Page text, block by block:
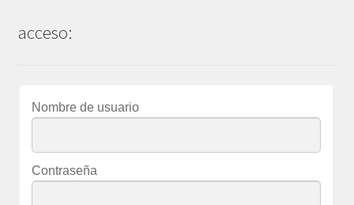
acceso:
Nombre de usuario
Contraseña